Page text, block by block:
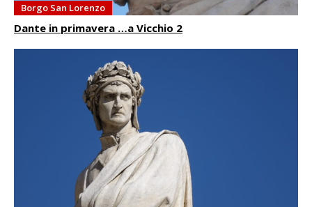
Borgo San Lorenzo
Dante in primavera …a Vicchio 2